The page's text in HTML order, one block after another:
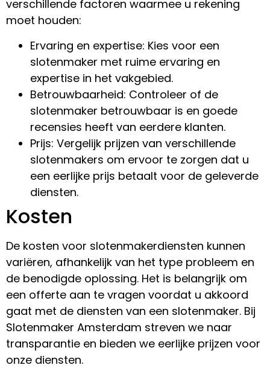
verschillende factoren waarmee u rekening
moet houden:
Ervaring en expertise: Kies voor een
slotenmaker met ruime ervaring en
expertise in het vakgebied.
Betrouwbaarheid: Controleer of de
slotenmaker betrouwbaar is en goede
recensies heeft van eerdere klanten.
Prijs: Vergelijk prijzen van verschillende
slotenmakers om ervoor te zorgen dat u
een eerlijke prijs betaalt voor de geleverde
diensten.
Kosten
De kosten voor slotenmakerdiensten kunnen
variëren, afhankelijk van het type probleem en
de benodigde oplossing. Het is belangrijk om
een offerte aan te vragen voordat u akkoord
gaat met de diensten van een slotenmaker. Bij
Slotenmaker Amsterdam streven we naar
transparantie en bieden we eerlijke prijzen voor
onze diensten.